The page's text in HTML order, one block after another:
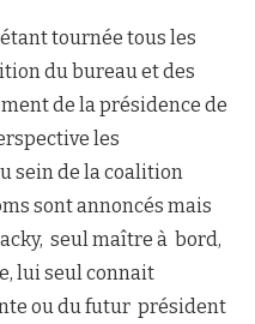
tournée tous les
du bureau et des
de la présidence de
les
sein de la coalition
sont annoncés mais
seul maître à bord,
lui seul connait
ou du futur président